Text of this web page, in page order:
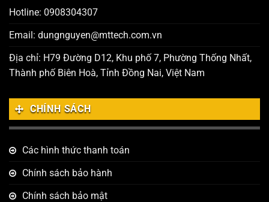
Hotline: 0908304307
Email: dungnguyen@mttech.com.vn
Địa chỉ: H79 Đường D12, Khu phố 7, Phường Thống Nhất,
Thành phố Biên Hoà, Tỉnh Đồng Nai, Việt Nam
CHÍNH SÁCH
Các hình thức thanh toán
Chính sách bảo hành
Chính sách bảo mật